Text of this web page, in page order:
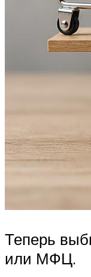
Теперь
или МФЦ.